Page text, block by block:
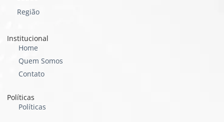
Região
Institucional
Home
Quem Somos
Contato
Políticas
Políticas